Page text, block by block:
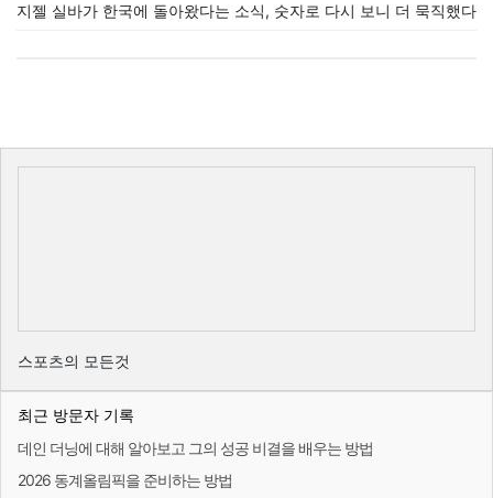
지젤 실바가 한국에 돌아왔다는 소식, 숫자로 다시 보니 더 묵직했다
스포츠의 모든것
최근 방문자 기록
데인 더닝에 대해 알아보고 그의 성공 비결을 배우는 방법
2026 동계올림픽을 준비하는 방법